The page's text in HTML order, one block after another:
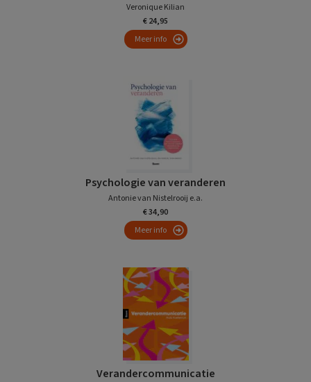
Veronique Kilian
€ 24,95
Meer info
Psychologie van veranderen
Antonie van Nistelrooij e.a.
€ 34,90
Meer info
Verandercommunicatie